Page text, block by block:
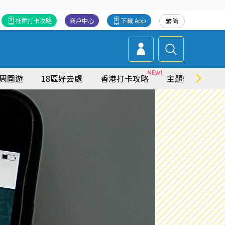
繁简
下載 App
商戶中心
社群打卡攻略
圍遊 18區好去處 香港打卡攻略 主題特集